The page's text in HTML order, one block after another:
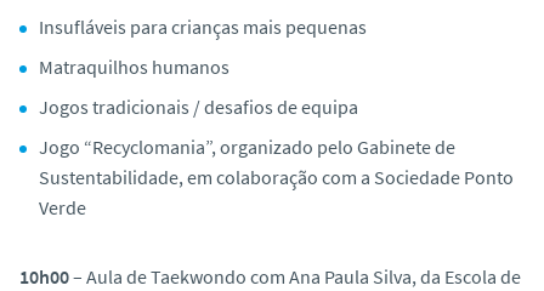
Insufláveis para crianças mais pequenas
Matraquilhos humanos
Jogos tradicionais / desafios de equipa
Jogo “Recyclomania”, organizado pelo Gabinete de
Sustentabilidade, em colaboração com a Sociedade Ponto
Verde
10h00– Aula de Taekwondo com Ana Paula Silva, da Escola de